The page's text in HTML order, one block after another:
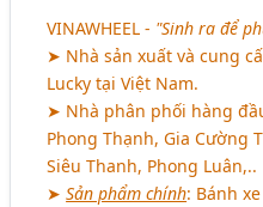
VINAWHEEL - "Sinh ra để
➤ Nhà sản xuất và cung
Lucky tại Việt Nam.
➤ Nhà phân phối hàng
Phong Thạnh, Gia Cường
Siêu Thanh, Phong Luân,..
➤Sản phẩm chính: Bánh